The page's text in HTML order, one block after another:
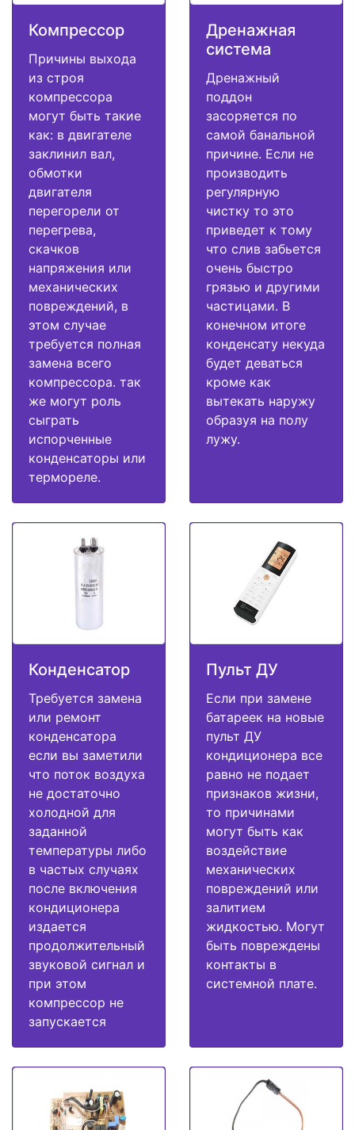
Компрессор
Причины выхода
из строя
компрессора
могут быть такие
как: в двигателе
заклинил вал,
обмотки
двигателя
перегорели от
перегрева,
скачков
напряжения или
механических
повреждений, в
этом случае
требуется полная
замена всего
компрессора. так
же могут роль
сыграть
испорченные
конденсаторы или
термореле.
Дренажная
система
Дренажный
поддон
засоряется по
самой банальной
причине. Если не
производить
регулярную
чистку то это
приведет к тому
что слив забьется
очень быстро
грязью и другими
частицами. В
конечном итоге
конденсату некуда
будет деваться
кроме как
вытекать наружу
образуя на полу
лужу.
Конденсатор
Требуется замена
или ремонт
конденсатора
если вы заметили
что поток воздуха
не достаточно
холодной для
заданной
температуры либо
в частых случаях
после включения
кондиционера
издается
продолжительный
звуковой сигнал и
при этом
компрессор не
запускается
Пульт ДУ
Если при замене
батареек на новые
пульт ДУ
кондиционера все
равно не подает
признаков жизни,
то причинами
могут быть как
воздействие
механических
повреждений или
залитием
жидкостью. Могут
быть повреждены
контакты в
системной плате.